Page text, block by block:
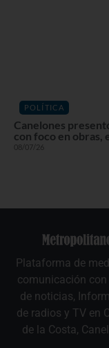
POLÍTICA
Canelones
con foco en obras,
08/07/26
Plataforma de
comunicación con
de noticias,
de radios y TV en
de la Costa,